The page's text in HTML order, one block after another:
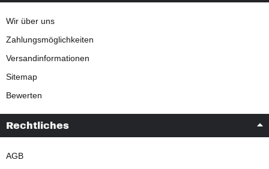
Wir über uns
Zahlungsmöglichkeiten
Versandinformationen
Sitemap
Bewerten
Rechtliches
AGB